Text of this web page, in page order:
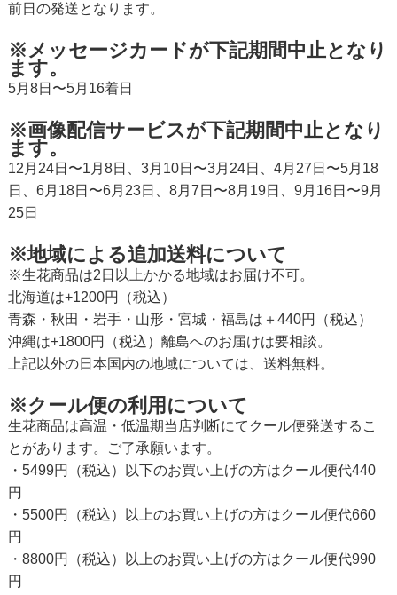
前日の発送となります。
※メッセージカードが下記期間中止となり
ます。
5月8日〜5月16着日
※画像配信サービスが下記期間中止となり
ます。
12月24日〜1月8日、3月10日〜3月24日、4月27日〜5月18
日、6月18日〜6月23日、8月7日〜8月19日、9月16日〜9月
25日
※地域による追加送料について
※生花商品は2日以上かかる地域はお届け不可。
北海道は+1200円（税込）
青森・秋田・岩手・山形・宮城・福島は＋440円（税込）
沖縄は+1800円（税込）離島へのお届けは要相談。
上記以外の日本国内の地域については、送料無料。
※クール便の利用について
生花商品は高温・低温期当店判断にてクール便発送するこ
とがあります。ご了承願います。
・5499円（税込）以下のお買い上げの方はクール便代440
円
・5500円（税込）以上のお買い上げの方はクール便代660
円
・8800円（税込）以上のお買い上げの方はクール便代990
円